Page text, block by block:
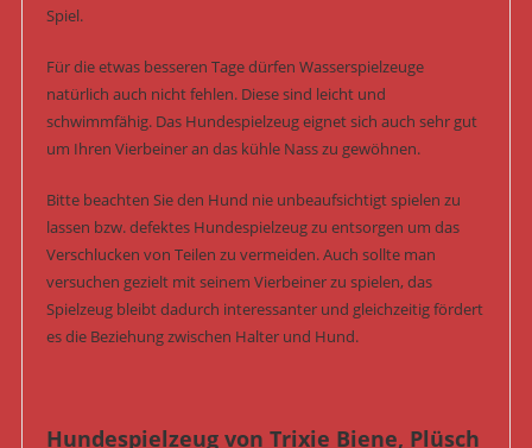
Spiel.
Für die etwas besseren Tage dürfen Wasserspielzeuge
natürlich auch nicht fehlen. Diese sind leicht und
schwimmfähig. Das Hundespielzeug eignet sich auch sehr gut
um Ihren Vierbeiner an das kühle Nass zu gewöhnen.
Bitte beachten Sie den Hund nie unbeaufsichtigt spielen zu
lassen bzw. defektes Hundespielzeug zu entsorgen um das
Verschlucken von Teilen zu vermeiden. Auch sollte man
versuchen gezielt mit seinem Vierbeiner zu spielen, das
Spielzeug bleibt dadurch interessanter und gleichzeitig fördert
es die Beziehung zwischen Halter und Hund.
Hundespielzeug von Trixie Biene, Plüsch